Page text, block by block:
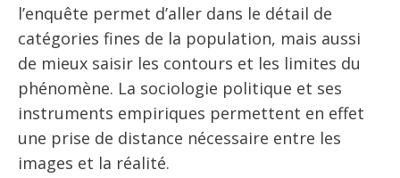
l’enquête permet d’aller dans le détail de
catégories fines de la population, mais aussi
de mieux saisir les contours et les limites du
phénomène. La sociologie politique et ses
instruments empiriques permettent en effet
une prise de distance nécessaire entre les
images et la réalité.